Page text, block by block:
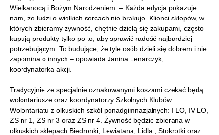
Wielkanocą i Bożym Narodzeniem. – Każda edycja pokazuje
nam, że ludzi o wielkich sercach nie brakuje. Klienci sklepów, w
których zbieramy żywność, chętnie dzielą się zakupami, często
kupują produkty tylko po to, aby sprawić radość najbardziej
potrzebującym. To budujące, że tyle osób dzieli się dobrem i nie
zapomina o innych – opowiada Janina Lenarczyk,
koordynatorka akcji.
Tradycyjnie ze specjalnie oznakowanymi koszami czekać będą
wolontariusze oraz koordynatorzy Szkolnych Klubów
Wolontariatu z olkuskich szkół ponadgimnazjalnych: I LO, IV LO,
ZS nr 1, ZS nr 3 oraz ZS nr 4. Żywność będzie zbierana w
olkuskich sklepach Biedronki, Lewiatana, Lidla , Stokrotki oraz